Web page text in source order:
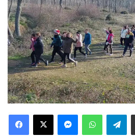
Facebook
X MessengerWhatsApp